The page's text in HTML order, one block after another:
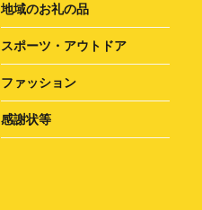
地域のお礼の品
スポーツ・アウトドア
ファッション
感謝状等